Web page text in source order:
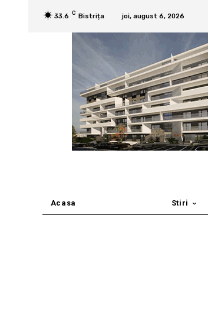
33.6 C Bistrița joi, august 6, 2026
Acasa Stiri